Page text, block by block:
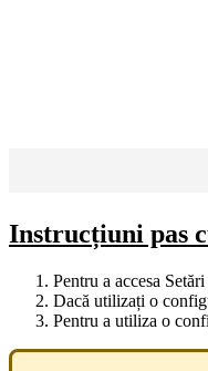
Instrucțiuni pas
Pentru a accesa
Dacă utilizați o
Pentru a utiliza o